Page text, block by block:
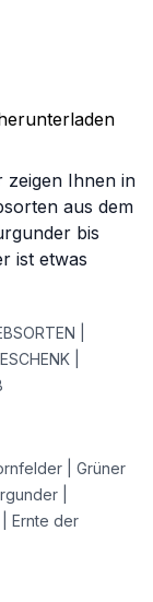
zeigen Ihnen in
aus dem
bis
ist etwas
|
|
| Grüner
|
Ernte der